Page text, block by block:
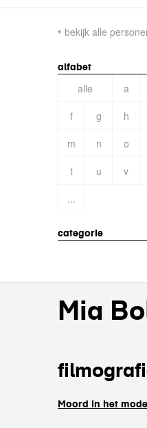
bekijk alle
alfabet
alle a
f
g h
m
n o
t
u v
...
categorie
Mia
Moord in het